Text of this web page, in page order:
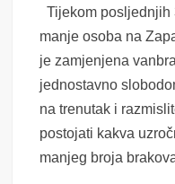
Tijekom posljednjih
manje osoba na
je zamjenjena
jednostavno
na trenutak i
postojati kakva
manjeg broja